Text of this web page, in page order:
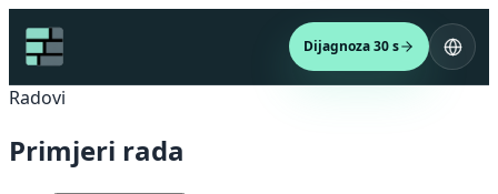
Dijagnoza 30 s
Radovi
Primjeri rada